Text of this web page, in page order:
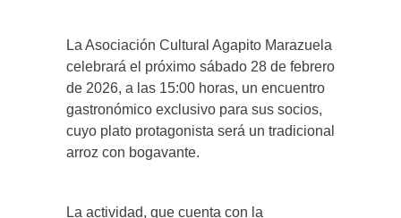
La Asociación Cultural Agapito Marazuela
celebrará el próximo sábado 28 de febrero
de 2026, a las 15:00 horas, un encuentro
gastronómico exclusivo para sus socios,
cuyo plato protagonista será un tradicional
arroz con bogavante.
La actividad, que cuenta con la